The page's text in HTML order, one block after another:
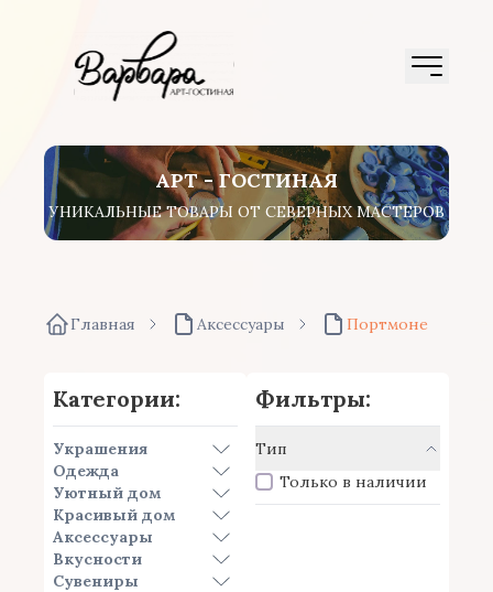
АРТ - ГОСТИНАЯ
УНИКАЛЬНЫЕ ТОВАРЫ ОТ СЕВЕРНЫХ МАСТЕРОВ
Главная Аксессуары Портмоне
Категории:
Украшения
Одежда
Уютный дом
Красивый дом
Аксессуары
Вкусности
Сувениры
Фильтры:
Тип
Только в наличии